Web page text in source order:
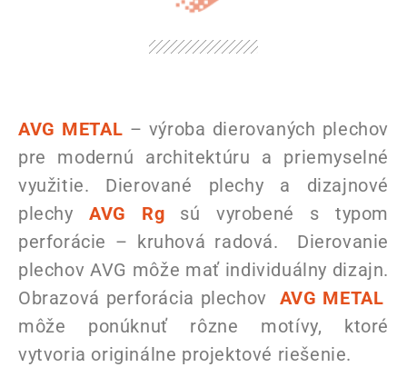
AVG METAL – výroba dierovaných plechov
pre modernú architektúru a priemyselné
využitie. Dierované plechy a dizajnové
plechy AVG Rg sú vyrobené s typom
perforácie – kruhová radová. Dierovanie
plechov AVG môže mať individuálny dizajn.
Obrazová perforácia plechov AVG METAL
môže ponúknuť rôzne motívy, ktoré
vytvoria originálne projektové riešenie.